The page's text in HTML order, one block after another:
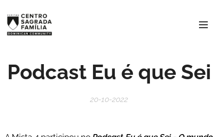
Podcast Eu é que Sei
20-10-2022